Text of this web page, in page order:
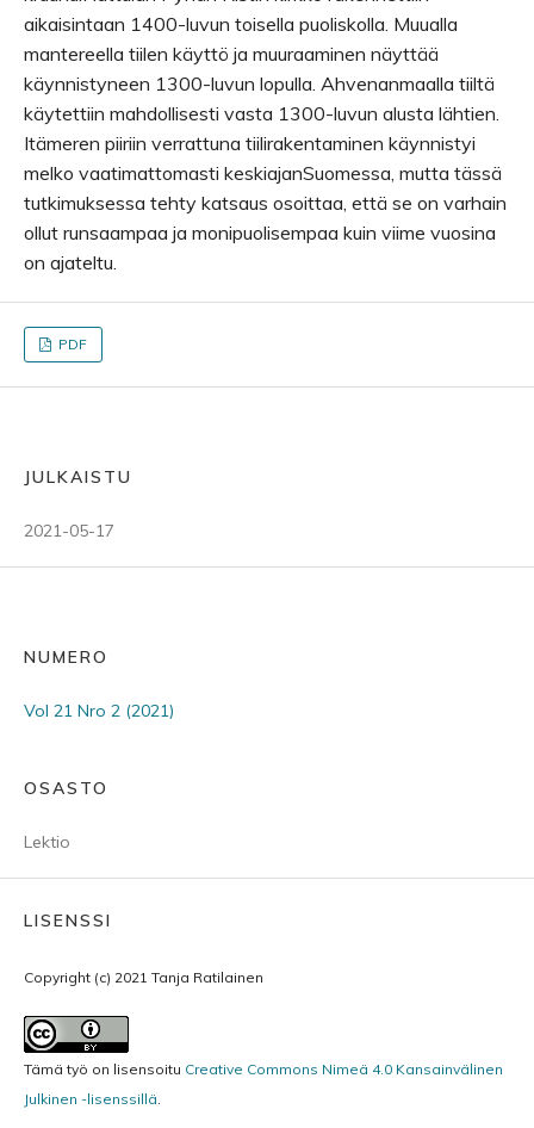
aikaisintaan 1400-luvun toisella puoliskolla. Muualla
mantereella tiilen käyttö ja muuraaminen näyttää
käynnistyneen 1300-luvun lopulla. Ahvenanmaalla tiiltä
käytettiin mahdollisesti vasta 1300-luvun alusta lähtien.
Itämeren piiriin verrattuna tiilirakentaminen käynnistyi
melko vaatimattomasti keskiajanSuomessa, mutta tässä
tutkimuksessa tehty katsaus osoittaa, että se on varhain
ollut runsaampaa ja monipuolisempaa kuin viime vuosina
on ajateltu.
PDF
JULKAISTU
2021-05-17
NUMERO
Vol 21 Nro 2 (2021)
OSASTO
Lektio
LISENSSI
Copyright (c) 2021 Tanja Ratilainen
Tämä työ on lisensoitu Creative Commons Nimeä 4.0 Kansainvälinen
Julkinen -lisenssillä.